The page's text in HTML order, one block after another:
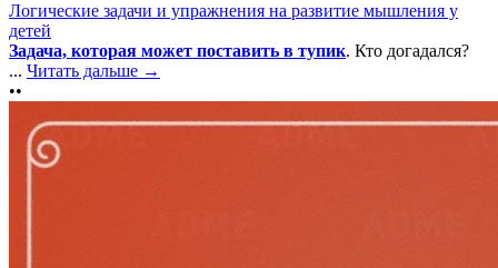
Логические задачи и упражнения на развитие мышления у
детей
Задача, которая может поставить в тупик. Кто догадался?
... Читать дальше →
••